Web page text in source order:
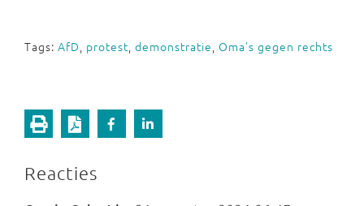
Tags: AfD, protest, demonstratie, Oma's gegen rechts
Reacties